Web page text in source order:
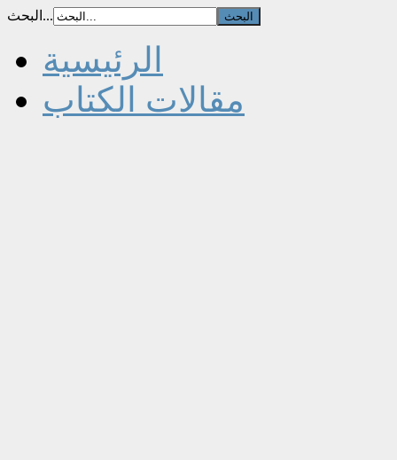
البحث...
الرئيسية
مقالات الكتاب